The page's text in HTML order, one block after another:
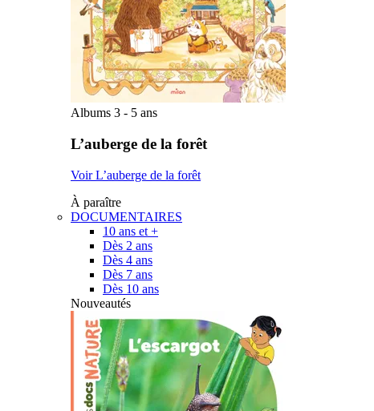
Albums 3 - 5 ans
L’auberge de la forêt
Voir L’auberge de la forêt
À paraître
DOCUMENTAIRES
10 ans et +
Dès 2 ans
Dès 4 ans
Dès 7 ans
Dès 10 ans
Nouveautés